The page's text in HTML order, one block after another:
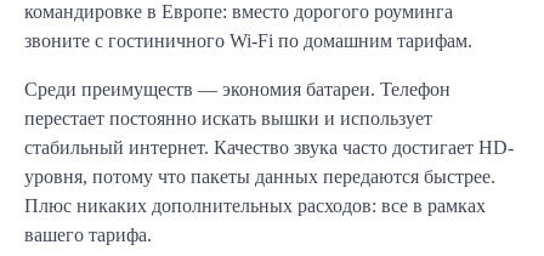
командировке в Европе: вместо дорогого роуминга
звоните с гостиничного Wi-Fi по домашним тарифам.
Среди преимуществ — экономия батареи. Телефон
перестает постоянно искать вышки и использует
стабильный интернет. Качество звука часто достигает HD-
уровня, потому что пакеты данных передаются быстрее.
Плюс никаких дополнительных расходов: все в рамках
вашего тарифа.